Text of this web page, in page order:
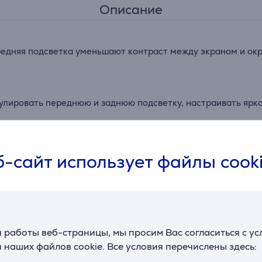
сайт использует файлы
веб-страницы, мы просим Вас согласиться с
наших файлов cookie. Все условия перечислены здесь:
Описание
подсветка уменьшают контраст между экраном и
переднюю и заднюю подсветку, настраивать
разных мониторах, включая изогнутые модели, не
стандартам защиты глаз, обеспечивая отсутствие
Отзывы